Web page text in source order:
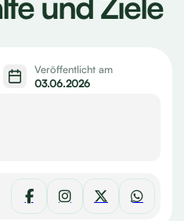
Veröffentlicht am
03.06.2026